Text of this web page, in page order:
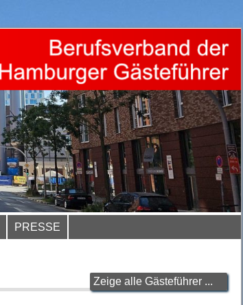
PRESSE
Zeige alle Gästeführer ...